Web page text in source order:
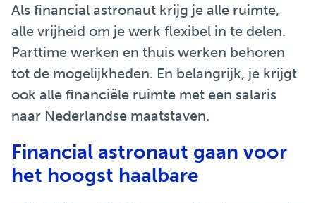
Als financial astronaut krijg je alle ruimte,
alle vrijheid om je werk flexibel in te delen.
Parttime werken en thuis werken behoren
tot de mogelijkheden. En belangrijk, je krijgt
ook alle financiële ruimte met een salaris
naar Nederlandse maatstaven.
Financial astronaut gaan voor
het hoogst haalbare